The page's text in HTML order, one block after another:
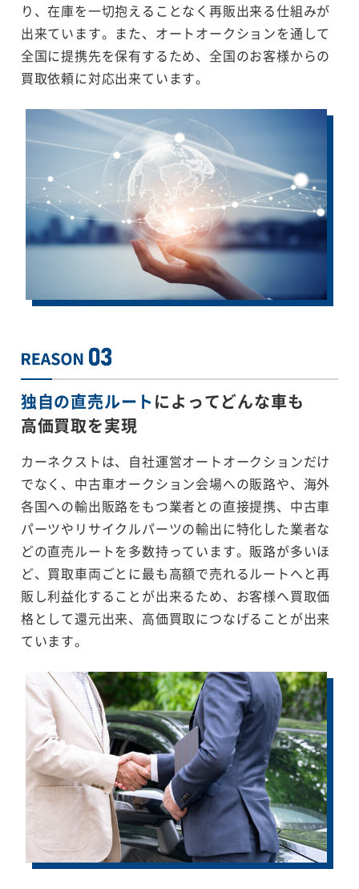
り、在庫を一切抱えることなく再販出来る仕組みが
出来ています。また、オートオークションを通して
全国に提携先を保有するため、全国のお客様からの
買取依頼に対応出来ています。
独自の直売ルートによってどんな車も
高価買取を実現
カーネクストは、自社運営オートオークションだけ
でなく、中古車オークション会場への販路や、海外
各国への輸出販路をもつ業者との直接提携、中古車
パーツやリサイクルパーツの輸出に特化した業者な
どの直売ルートを多数持っています。販路が多いほ
ど、買取車両ごとに最も高額で売れるルートへと再
販し利益化することが出来るため、お客様へ買取価
格として還元出来、高価買取につなげることが出来
ています。